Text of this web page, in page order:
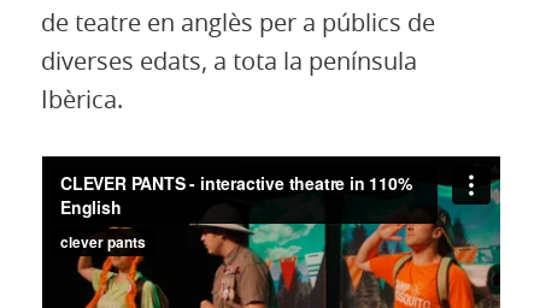
de teatre en anglès per a públics de
diverses edats, a tota la península
Ibèrica.